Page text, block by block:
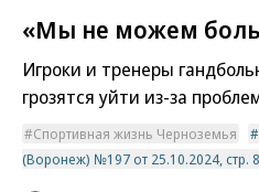
«Мы не можем
Игроки и тренеры
грозятся уйти из-за
Спортивная жизнь Черноземья
(Воронеж) №197 от 25.10.2024, стр. 8